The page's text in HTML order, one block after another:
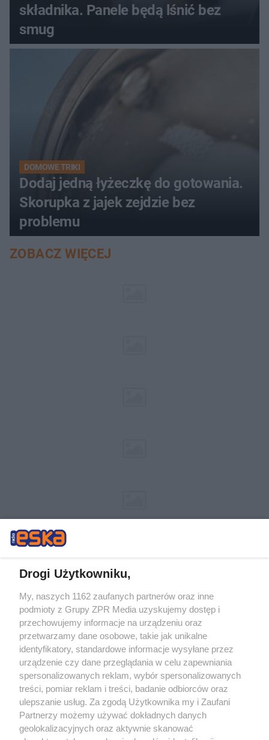
składnika. Panele będą lśnić bez
smug
DOMOWE TRIKI
Dodaj jedną łyżeczkę do gotowania.
Skorupka z jajek zejdzie bez
problemu
ZOBACZ WIĘCEJ
Żaden utwór zamieszczony w serwisie nie może być powielany i
rozpowszechniany lub dalej rozpowszechniany w jakikolwiek sposób (w
tym także elektroniczny lub mechaniczny) na jakimkolwiek polu
eksploatacji w jakiejkolwiek formie, włącznie z umieszczaniem w
Internecie bez pisemnej zgody właściciela praw. Jakiekolwiek użycie lub
wykorzystanie utworów w całości lub w części z naruszeniem prawa,
tzn. bez właściwej zgody, jest zabronione pod groźbą kary i może być
ścigane prawnie.
Drogi Użytkowniku,
My, naszych 1162 zaufanych partnerów oraz inne
podmioty z Grupy ZPR Media uzyskujemy dostęp i
przechowujemy informacje na urządzeniu oraz
przetwarzamy dane osobowe, takie jak unikalne
identyfikatory, standardowe informacje wysyłane przez
urządzenie czy dane przeglądania w celu zapewniania
spersonalizowanych reklam, wybór spersonalizowanych
treści, pomiar reklam i treści, badanie odbiorców oraz
ulepszanie usług. Za zgodą Użytkownika my i Zaufani
Partnerzy możemy używać dokładnych danych
geolokalizacyjnych oraz aktywnie skanować